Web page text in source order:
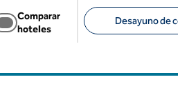
Comparar
hoteles
Desayuno de